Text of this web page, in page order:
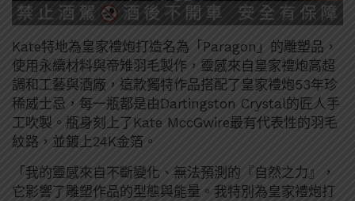
Kate特地為皇家禮炮打造名為「Paragon」的雕塑品，
使用永續材料與帝雉羽毛製作，靈感來自皇家禮炮高超
調和工藝與酒廠，這款獨特作品搭配了皇家禮炮53年珍
稀威士忌，每一瓶都是由Dartingston Crystal的匠人手
工吹製。瓶身刻上了Kate MccGwire最有代表性的羽毛
紋路，並鍍上24K金箔。
「我的靈感來自不斷變化、無法預測的『自然之力』，
它影響了雕塑作品的型態與能量。我特別為皇家禮炮打